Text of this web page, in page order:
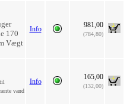
170
Vægt
Info 981,00
(784,80)
til
vand
Info
165,00
(132,00)